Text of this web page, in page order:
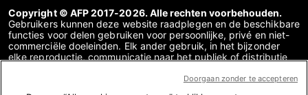
Copyright © AFP 2017-2026. Alle rechten voorbehouden.
Gebruikers kunnen deze website raadplegen en de beschikbare
functies voor delen gebruiken voor persoonlijke, privé en niet-
commerciële doeleinden. Elk ander gebruik, in het bijzonder
elke reproductie, communicatie naar het publiek of distributie
enig ander doel en/of op enige andere manier, zonder dat een
Doorgaan zonder te accepteren